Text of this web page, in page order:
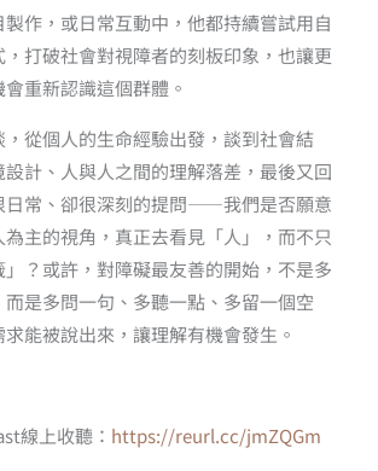
製作，或日常互動中，他都持續嘗試用自
，打破社會對視障者的刻板印象，也讓更
重新認識這個群體。
，從個人的生命經驗出發，談到社會結
設計、人與人之間的理解落差，最後又回
日常、卻很深刻的提問——我們是否願意
主的視角，真正去看見「人」，而不只
」？或許，對障礙最友善的開始，不是多
而是多問一句、多聽一點、多留一個空
求能被說出來，讓理解有機會發生。
線上收聽： https://reurl.cc/jmZQGm